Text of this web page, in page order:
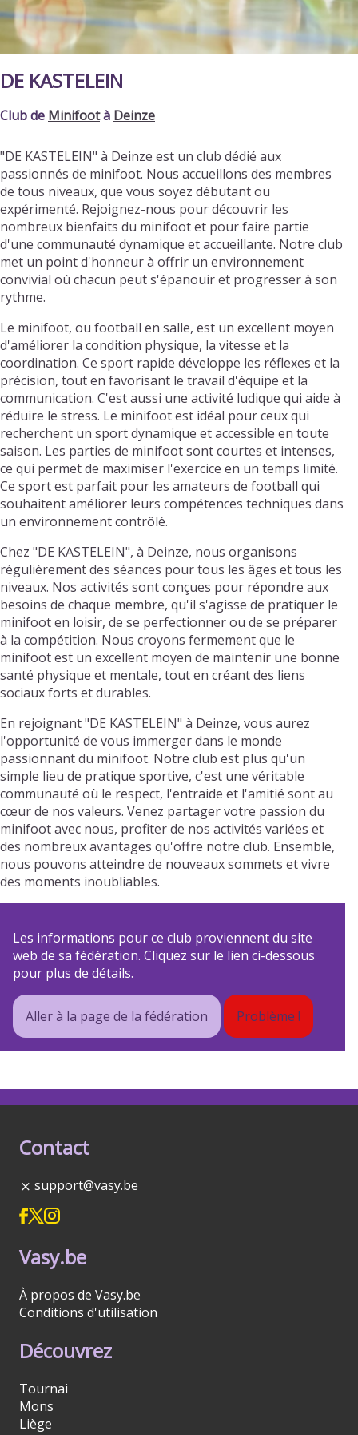
DE KASTELEIN
Club de Minifootà Deinze
"DE KASTELEIN" à Deinze est un club dédié aux
passionnés de minifoot. Nous accueillons des membres
de tous niveaux, que vous soyez débutant ou
expérimenté. Rejoignez-nous pour découvrir les
nombreux bienfaits du minifoot et pour faire partie
d'une communauté dynamique et accueillante. Notre club
met un point d'honneur à offrir un environnement
convivial où chacun peut s'épanouir et progresser à son
rythme.
Le minifoot, ou football en salle, est un excellent moyen
d'améliorer la condition physique, la vitesse et la
coordination. Ce sport rapide développe les réflexes et la
précision, tout en favorisant le travail d'équipe et la
communication. C'est aussi une activité ludique qui aide à
réduire le stress. Le minifoot est idéal pour ceux qui
recherchent un sport dynamique et accessible en toute
saison. Les parties de minifoot sont courtes et intenses,
ce qui permet de maximiser l'exercice en un temps limité.
Ce sport est parfait pour les amateurs de football qui
souhaitent améliorer leurs compétences techniques dans
un environnement contrôlé.
Chez "DE KASTELEIN", à Deinze, nous organisons
régulièrement des séances pour tous les âges et tous les
niveaux. Nos activités sont conçues pour répondre aux
besoins de chaque membre, qu'il s'agisse de pratiquer le
minifoot en loisir, de se perfectionner ou de se préparer
à la compétition. Nous croyons fermement que le
minifoot est un excellent moyen de maintenir une bonne
santé physique et mentale, tout en créant des liens
sociaux forts et durables.
En rejoignant "DE KASTELEIN" à Deinze, vous aurez
l'opportunité de vous immerger dans le monde
passionnant du minifoot. Notre club est plus qu'un
simple lieu de pratique sportive, c'est une véritable
communauté où le respect, l'entraide et l'amitié sont au
cœur de nos valeurs. Venez partager votre passion du
minifoot avec nous, profiter de nos activités variées et
des nombreux avantages qu'offre notre club. Ensemble,
nous pouvons atteindre de nouveaux sommets et vivre
des moments inoubliables.
Les informations pour ce club proviennent du site
web de sa fédération. Cliquez sur le lien ci-dessous
pour plus de détails.
Aller à la page de la fédération Problème !
Contact
support@vasy.be
Vasy.be
À propos de Vasy.be
Conditions d'utilisation
Découvrez
Tournai
Mons
Liège